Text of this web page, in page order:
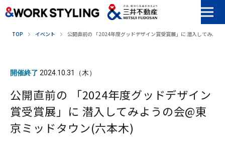
TOP イベント 公開直前の 「2024年度グッドデザイン賞受賞展」に 潜入してみよ
開催終了 2024.10.31（木）
公開直前の 「2024年度グッドデザイン
賞受賞展」に 潜入してみようの会@東
京ミッドタウン(六本木)